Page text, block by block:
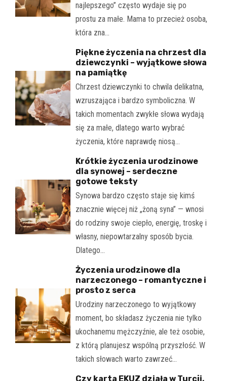
najlepszego” często wydaje się po
prostu za małe. Mama to przecież osoba,
która zna…
Piękne życzenia na chrzest dla
dziewczynki – wyjątkowe słowa
na pamiątkę
Chrzest dziewczynki to chwila delikatna,
wzruszająca i bardzo symboliczna. W
takich momentach zwykłe słowa wydają
się za małe, dlatego warto wybrać
życzenia, które naprawdę niosą…
Krótkie życzenia urodzinowe
dla synowej – serdeczne
gotowe teksty
Synowa bardzo często staje się kimś
znacznie więcej niż „żoną syna” — wnosi
do rodziny swoje ciepło, energię, troskę i
własny, niepowtarzalny sposób bycia.
Dlatego…
Życzenia urodzinowe dla
narzeczonego – romantyczne i
prosto z serca
Urodziny narzeczonego to wyjątkowy
moment, bo składasz życzenia nie tylko
ukochanemu mężczyźnie, ale też osobie,
z którą planujesz wspólną przyszłość. W
takich słowach warto zawrzeć…
Czy karta EKUZ działa w Turcji,